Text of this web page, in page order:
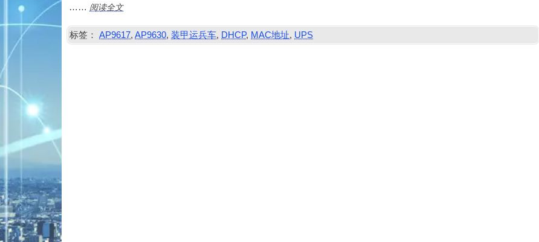
…… 阅读全文
标签： AP9617,AP9630,装甲运兵车, DHCP, MAC地址, UPS